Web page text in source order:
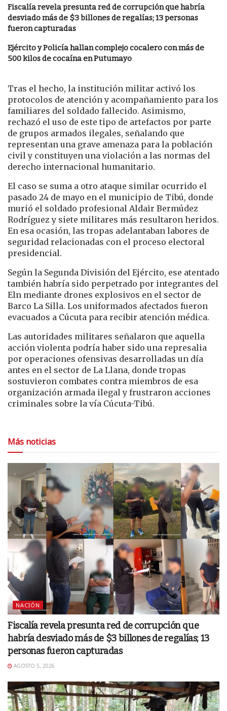
Fiscalía revela presunta red de corrupción que habría
desviado más de $3 billones de regalías; 13 personas
fueron capturadas
Ejército y Policía hallan complejo cocalero con más de
500 kilos de cocaína en Putumayo
Tras el hecho, la institución militar activó los
protocolos de atención y acompañamiento para los
familiares del soldado fallecido. Asimismo,
rechazó el uso de este tipo de artefactos por parte
de grupos armados ilegales, señalando que
representan una grave amenaza para la población
civil y constituyen una violación a las normas del
derecho internacional humanitario.
El caso se suma a otro ataque similar ocurrido el
pasado 24 de mayo en el municipio de Tibú, donde
murió el soldado profesional Aldair Bermúdez
Rodríguez y siete militares más resultaron heridos.
En esa ocasión, las tropas adelantaban labores de
seguridad relacionadas con el proceso electoral
presidencial.
Según la Segunda División del Ejército, ese atentado
también habría sido perpetrado por integrantes del
Eln mediante drones explosivos en el sector de
Barco La Silla. Los uniformados afectados fueron
evacuados a Cúcuta para recibir atención médica.
Las autoridades militares señalaron que aquella
acción violenta podría haber sido una represalia
por operaciones ofensivas desarrolladas un día
antes en el sector de La Llana, donde tropas
sostuvieron combates contra miembros de esa
organización armada ilegal y frustraron acciones
criminales sobre la vía Cúcuta-Tibú.
Más noticias
NACIÓN
Fiscalía revela presunta red de corrupción que
habría desviado más de $3 billones de regalías; 13
personas fueron capturadas
AGOSTO 5, 2026